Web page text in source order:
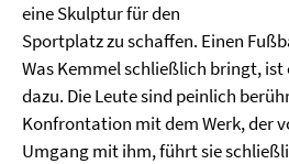
eine Skulptur für den
Sportplatz zu schaffen. Einen
Was Kemmel schließlich bringt, ist
dazu. Die Leute sind peinlich
Konfrontation mit dem Werk, der
Umgang mit ihm, führt sie